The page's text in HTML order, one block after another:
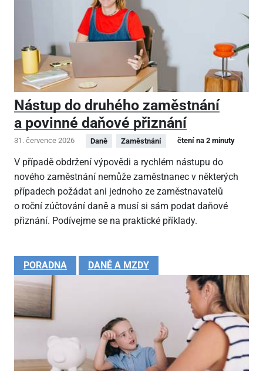
Nástup do druhého zaměstnání
a povinné daňové přiznání
31. července 2026 Daně Zaměstnání čtení na 2 minuty
V případě obdržení výpovědi a rychlém nástupu do
nového zaměstnání nemůže zaměstnanec v některých
případech požádat ani jednoho ze zaměstnavatelů
o roční zúčtování daně a musí si sám podat daňové
přiznání. Podívejme se na praktické příklady.
PORADNA DANĚ A MZDY